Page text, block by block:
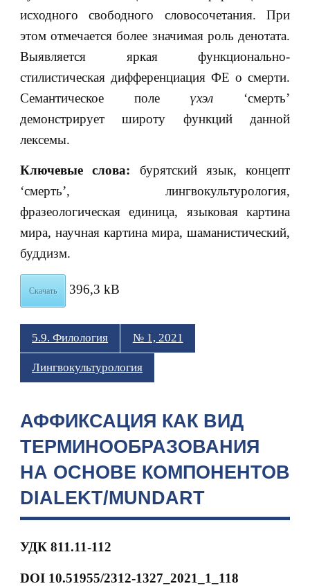
исходного свободного словосочетания. При
этом отмечается более значимая роль денотата.
Выявляется яркая функционально-
стилистическая дифференциация ФЕ о смерти.
Семантическое полеүхэл ‘смерть’
демонстрирует широту функций данной
лексемы.
Ключевые слова: бурятский язык, концепт
‘смерть’, лингвокультурология,
фразеологическая единица, языковая картина
мира, научная картина мира, шаманистический,
буддизм.
Скачать 396,3 kB
5.9. Филология № 1, 2021
Лингвокультурология
АФФИКСАЦИЯ КАК ВИД
ТЕРМИНООБРАЗОВАНИЯ
НА ОСНОВЕ КОМПОНЕНТОВ
DIALEKT/MUNDART
УДК 811.11-112
DOI 10.51955/2312-1327_2021_1_118